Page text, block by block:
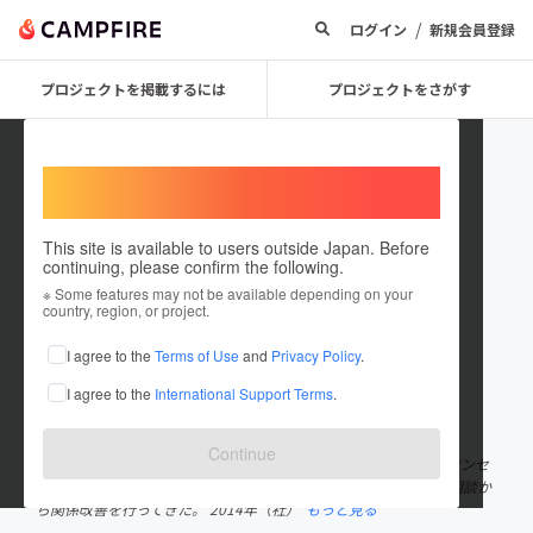
ログイン / 新規会員登録
プロジェクトを掲載するには プロジェクトをさがす
This site is available to users outside Japan. Before
continuing, please confirm the following.
※ Some features may not be available depending on your
country, region, or project.
I agree to the Terms of Use and Privacy Policy.
I agree to the International Support Terms.
Continue
micchi2288
これまでに14回支援して1件のプロジェクトを投稿しています
在住国：日本 現在地：未設定
出身国：日本 出身地：未設定
2004年より心理カウンセラーとして活動開始。活動歴20年。 カウンセ
リング実績18000件。主にパートナーシップ、夫婦関係、性のご相談か
ら関係改善を行ってきた。 2014年（社）
もっと見る